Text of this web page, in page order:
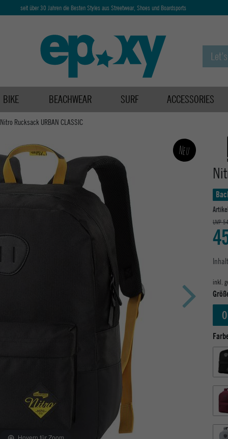
seit über 30 Jahren die Besten Styles aus Streetwear, Shoes und Boardsports
BIKE BEACHWEAR SURF ACCESSORIES
Nitro Rucksack URBAN CLASSIC
Hovern für Zoom
Neu
UVP
Inhalt
inkl.